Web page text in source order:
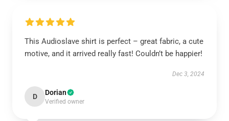
This Audioslave shirt is perfect – great fabric, a cute
motive, and it arrived really fast! Couldn’t be happier!
Dec 3, 2024
D Dorian
Verified owner